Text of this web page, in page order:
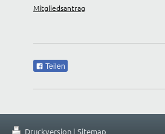
Mitgliedsantrag
Teilen
Druckversion | Sitemap